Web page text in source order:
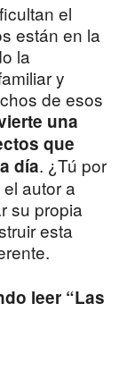
el
están en la
la
y
de esos
una
que
día. ¿Tú por
autor a
su propia
esta
leer “Las